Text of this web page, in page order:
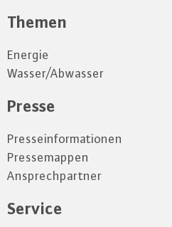
Themen
Energie
Wasser/Abwasser
Presse
Presseinformationen
Pressemappen
Ansprechpartner
Service